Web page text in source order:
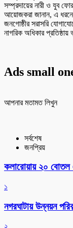
সম্প্রদায়ের নারী ও যুব
আয়োজকরা জানান, এ
জনগোষ্ঠীর সরাসরি
নাগরিক অধিকার প্রতিষ্ঠায়
Ads small
আপনার মতামত লিখুন
সর্বশেষ
জনপ্রিয়
কলারোয়ায় ২০
১
নগরঘাটায় উন্নয়ন
২